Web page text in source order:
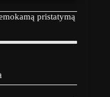
pristatymą